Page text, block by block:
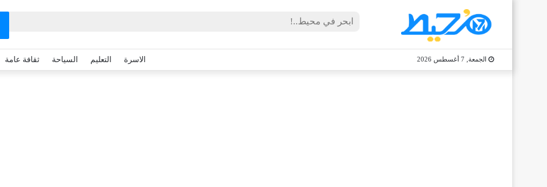
الجمعة, 7 أغسطس 2026 الاسرة التعليم السياحة ثقافة عامة